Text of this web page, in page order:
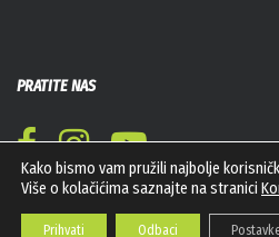
PRATITE NAS
Kako bismo vam pružili najbolje
Više o kolačićima saznajte na stranici
Prihvati Odbaci